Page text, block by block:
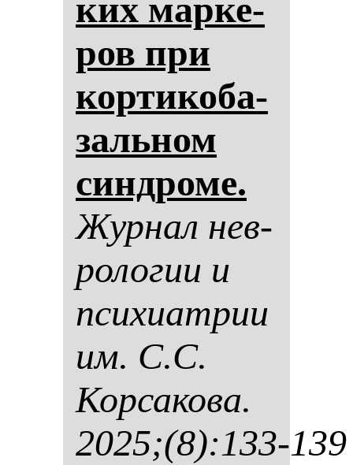
ких мар­ке­
ров при
кор­ти­ко­ба­
заль­ном
син­дро­ме.
Жур­нал нев­
ро­ло­гии и
пси­хи­ат­рии
им. С.С.
Кор­са­ко­ва.
2025;(8):133-139